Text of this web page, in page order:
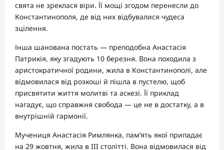
свята не зреклася віри. Її мощі згодом перенесли до
Константинополя, де від них відбувалися чудеса
зцілення.
Інша шанована постать — преподобна Анастасія
Патрикія, яку згадують 10 березня. Вона походила з
аристократичної родини, жила в Константинополі, але
відмовилася від розкоші й пішла в пустелю, щоб
присвятити життя молитві та аскезі. Її приклад
нагадує, що справжня свобода — це не в достатку, а в
внутрішній гармонії.
Мучениця Анастасія Римлянка, пам’ять якої припадає
на 29 жовтня, жила в III столітті. Вона відмовилася від